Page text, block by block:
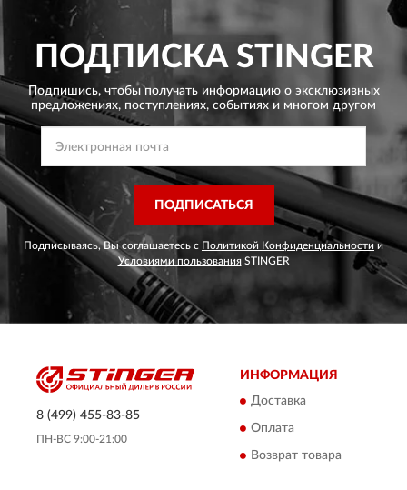
ПОДПИСКАSTINGER
Подпишись, чтобы получать информацию о эксклюзивных
предложениях, поступлениях, событиях и многом другом
ПОДПИСАТЬСЯ
Подписываясь, Вы соглашаетесь с Политикой Конфиденциальности и
Условиями пользованияSTINGER
8 (499) 455-83-85
ПН-ВС 9:00-21:00
ИНФОРМАЦИЯ
Доставка
Оплата
Возврат товара